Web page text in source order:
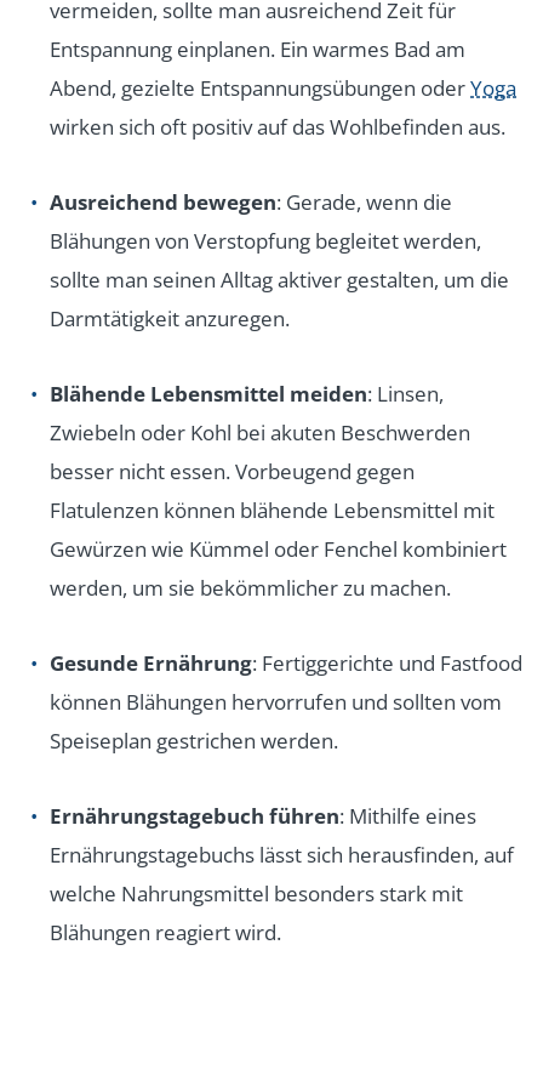
vermeiden, sollte man ausreichend Zeit für
Entspannung einplanen. Ein warmes Bad am
Abend, gezielte Entspannungsübungen oderYoga
wirken sich oft positiv auf das Wohlbefinden aus.
Ausreichend bewegen: Gerade, wenn die
Blähungen von Verstopfung begleitet werden,
sollte man seinen Alltag aktiver gestalten, um die
Darmtätigkeit anzuregen.
Blähende Lebensmittel meiden: Linsen,
Zwiebeln oder Kohl bei akuten Beschwerden
besser nicht essen. Vorbeugend gegen
Flatulenzen können blähende Lebensmittel mit
Gewürzen wie Kümmel oder Fenchel kombiniert
werden, um sie bekömmlicher zu machen.
Gesunde Ernährung: Fertiggerichte und Fastfood
können Blähungen hervorrufen und sollten vom
Speiseplan gestrichen werden.
Ernährungstagebuch führen: Mithilfe eines
Ernährungstagebuchs lässt sich herausfinden, auf
welche Nahrungsmittel besonders stark mit
Blähungen reagiert wird.